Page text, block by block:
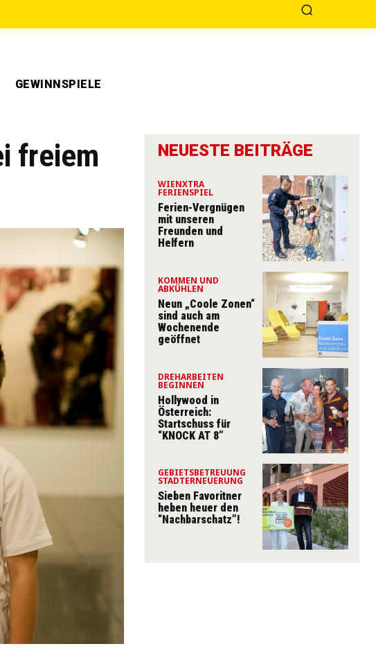
GEWINNSPIELE
freiem
NEUESTE BEITRÄGE
WIENXTRA
FERIENSPIEL
Ferien-Vergnügen
mit unseren
Freunden und
Helfern
KOMMEN UND
ABKÜHLEN
Neun „Coole Zonen“
sind auch am
Wochenende
geöffnet
DREHARBEITEN
BEGINNEN
Hollywood in
Österreich:
Startschuss für
“KNOCK AT 8”
GEBIETSBETREUUNG
STADTERNEUERUNG
Sieben Favoritner
heben heuer den
“Nachbarschatz”!